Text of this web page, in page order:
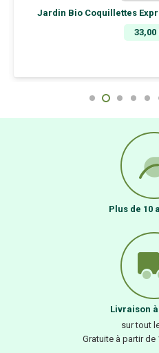
Jardin Bio Coquillettes
33,00
Plus de 10
Livraison
sur tout
Gratuite à partir de